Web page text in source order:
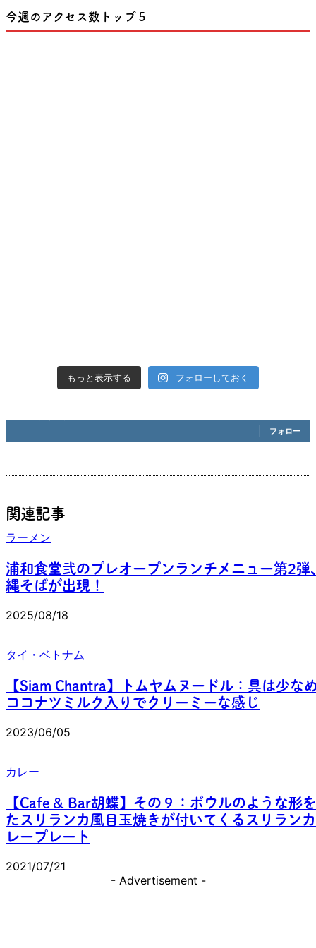
今週のアクセス数トップ５
もっと表示する フォローしておく
フォロー
関連記事
ラーメン
浦和食堂弐のプレオープンランチメニュー第2弾
縄そばが出現！
2025/08/18
タイ・ベトナム
【Siam Chantra】トムヤムヌードル：具は少な
ココナツミルク入りでクリーミーな感じ
2023/06/05
カレー
【Cafe & Bar胡蝶】その９：ボウルのような形
たスリランカ風目玉焼きが付いてくるスリラン
レープレート
2021/07/21
- Advertisement -